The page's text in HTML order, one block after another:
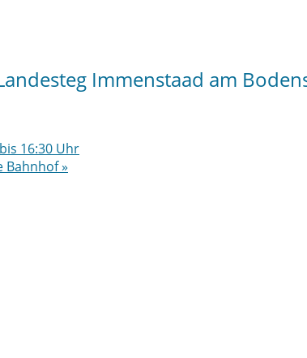
Immenstaad am
16:30 Uhr
Bahnhof»